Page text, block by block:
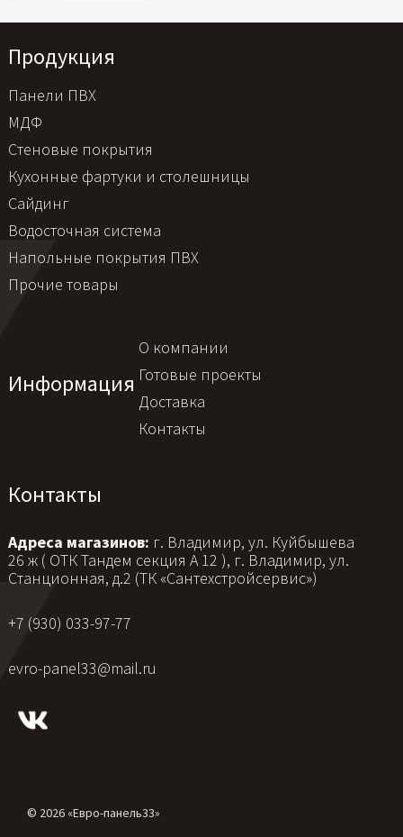
Продукция
Панели ПВХ
МДФ
Стеновые покрытия
Кухонные фартуки и столешницы
Сайдинг
Водосточная система
Напольные покрытия ПВХ
Прочие товары
Информация
О компании
Готовые проекты
Доставка
Контакты
Контакты
Адреса магазинов: г. Владимир, ул. Куйбышева
26 ж ( ОТК Тандем секция А 12 ), г. Владимир, ул.
Станционная, д.2 (ТК «Сантехстройсервис»)
+7 (930) 033-97-77
evro-panel33@mail.ru
© 2026 «Евро-панель33»